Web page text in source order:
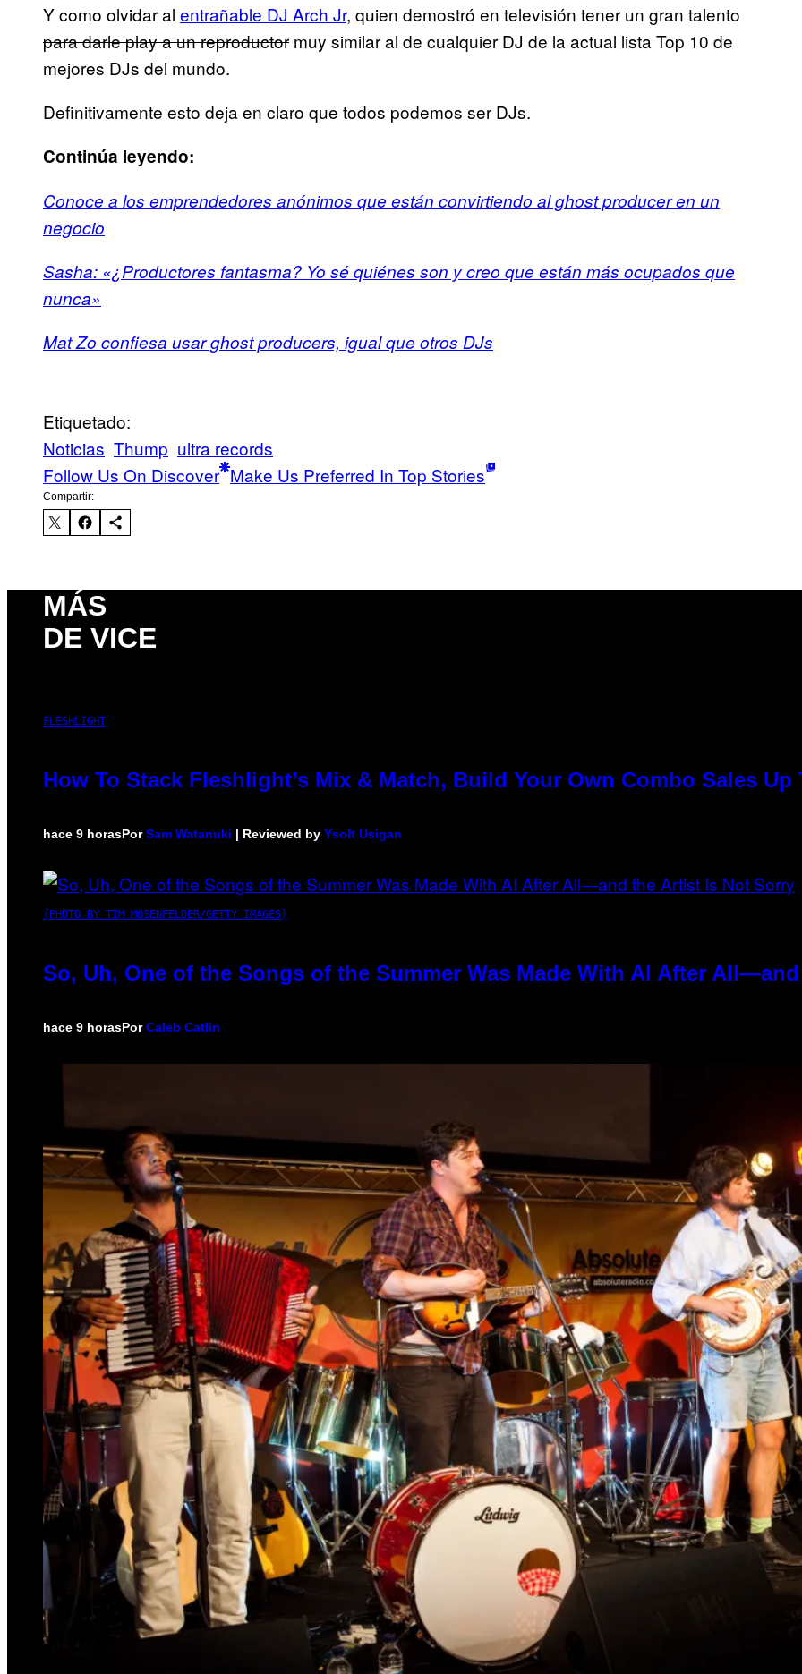
Y como olvidar al entrañable DJ Arch Jr, quien demostró en televisión tener un gran talento
para darle play a un reproductor muy similar al de cualquier DJ de la actual lista Top 10 de
mejores DJs del mundo.
Definitivamente esto deja en claro que todos podemos ser DJs.
Continúa leyendo:
Conoce a los emprendedores anónimos que están convirtiendo al ghost producer en un
negocio
Sasha: «¿Productores fantasma? Yo sé quiénes son y creo que están más ocupados que
nunca»
Mat Zo confiesa usar ghost producers, igual que otros DJs
Etiquetado:
Noticias Thump ultra records
Follow Us On Discover Make Us Preferred In Top Stories
Compartir:
MÁS
DE VICE
FLESHLIGHT
How To Stack Fleshlight’s Mix & Match, Build Your Own Combo Sales Up
hace 9 horasPorSam Watanuki | Reviewed by Ysolt Usigan
(PHOTO BY TIM MOSENFELDER/GETTY IMAGES)
So, Uh, One of the Songs of the Summer Was Made With AI After
hace 9 horasPorCaleb Catlin